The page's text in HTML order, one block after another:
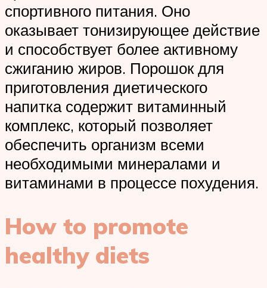
спортивного питания. Оно
оказывает тонизирующее действие
и способствует более активному
сжиганию жиров. Порошок для
приготовления диетического
напитка содержит витаминный
комплекс, который позволяет
обеспечить организм всеми
необходимыми минералами и
витаминами в процессе похудения.
How to promote
healthy diets